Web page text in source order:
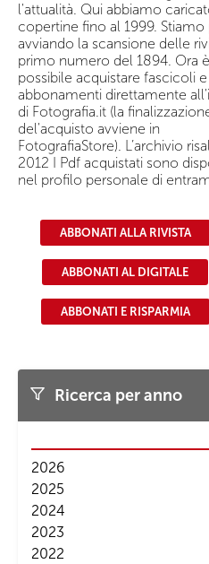
l'attualità. Qui abbiamo
copertine fino al 1999. Stiamo
avviando la scansione delle
primo numero del 1894. Ora è
possibile acquistare fascicoli e
abbonamenti direttamente
di Fotografia.it (la
del'acquisto avviene in
FotografiaStore). L’archivio
2012 I Pdf acquistati sono
nel profilo personale di
ABBONATI ALLA RIVISTA
ABBONATI AL DIGITALE
ABBONATI E RISPARMIA
Ricerca per anno
2026
2025
2024
2023
2022